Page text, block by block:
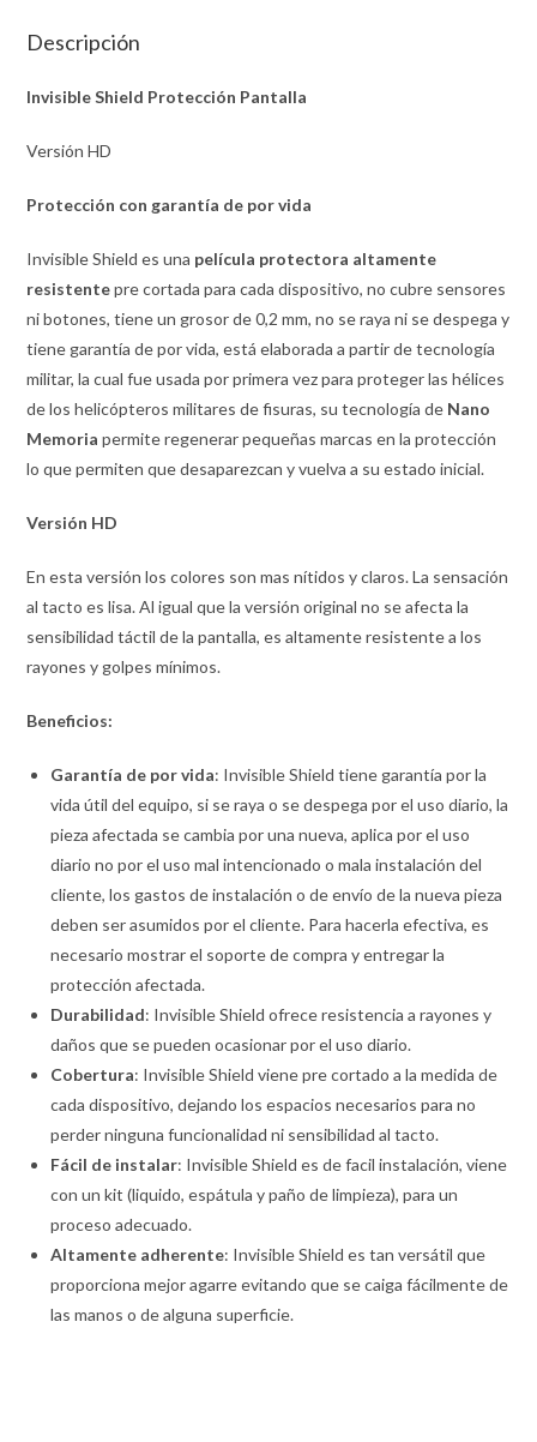
Descripción
Invisible Shield Protección Pantalla
Versión HD
Protección con garantía de por vida
Invisible Shield es una película protectora altamente
resistentepre cortada para cada dispositivo, no cubre sensores
ni botones, tiene un grosor de 0,2 mm, no se raya ni se despega y
tiene garantía de por vida, está elaborada a partir de tecnología
militar, la cual fue usada por primera vez para proteger las hélices
de los helicópteros militares de fisuras, su tecnología de Nano
Memoria permite regenerar pequeñas marcas en la protección
lo que permiten que desaparezcan y vuelva a su estado inicial.
Versión HD
En esta versión los colores son mas nítidos y claros. La sensación
al tacto es lisa. Al igual que la versión original no se afecta la
sensibilidad táctil de la pantalla, es altamente resistente a los
rayones y golpes mínimos.
Beneficios:
Garantía de por vida: Invisible Shield tiene garantía por la
vida útil del equipo, si se raya o se despega por el uso diario, la
pieza afectada se cambia por una nueva, aplica por el uso
diario no por el uso mal intencionado o mala instalación del
cliente, los gastos de instalación o de envío de la nueva pieza
deben ser asumidos por el cliente. Para hacerla efectiva, es
necesario mostrar el soporte de compra y entregar la
protección afectada.
Durabilidad: Invisible Shield ofrece resistencia a rayones y
daños que se pueden ocasionar por el uso diario.
Cobertura: Invisible Shield viene pre cortado a la medida de
cada dispositivo, dejando los espacios necesarios para no
perder ninguna funcionalidad ni sensibilidad al tacto.
Fácil de instalar: Invisible Shield es de facil instalación, viene
con un kit (liquido, espátula y paño de limpieza), para un
proceso adecuado.
Altamente adherente: Invisible Shield es tan versátil que
proporciona mejor agarre evitando que se caiga fácilmente de
las manos o de alguna superficie.